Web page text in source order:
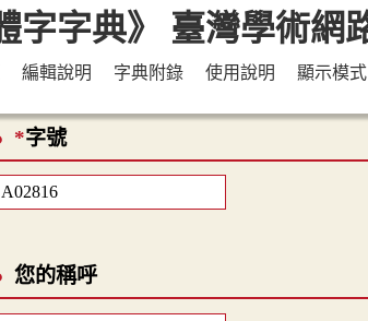
編輯說明 字典附錄 使用說明 顯示模式
*字號
您的稱呼